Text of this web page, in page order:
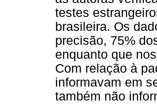
testes
brasileira. Os
precisão, 75%
enquanto que
Com relação à
informavam em
também não